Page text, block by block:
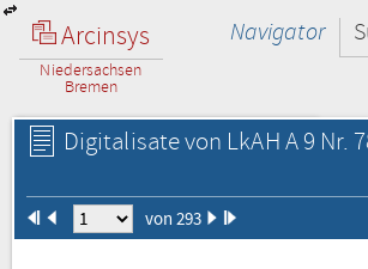
Arcinsys
Niedersachsen
Bremen
Navigator
Digitalisate von LkAH A 9 Nr.
von 293